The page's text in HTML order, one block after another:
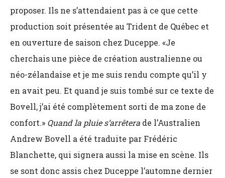
proposer. Ils ne s’attendaient pas à ce que cette
production soit présentée au Trident de Québec et
en ouverture de saison chez Duceppe. «Je
cherchais une pièce de création australienne ou
néo-zélandaise et je me suis rendu compte qu’il y
en avait peu. Et quand je suis tombé sur ce texte de
Bovell, j’ai été complètement sorti de ma zone de
confort.» Quand la pluie s’arrêtera de l’Australien
Andrew Bovell a été traduite par Frédéric
Blanchette, qui signera aussi la mise en scène. Ils
se sont donc assis chez Duceppe l’automne dernier